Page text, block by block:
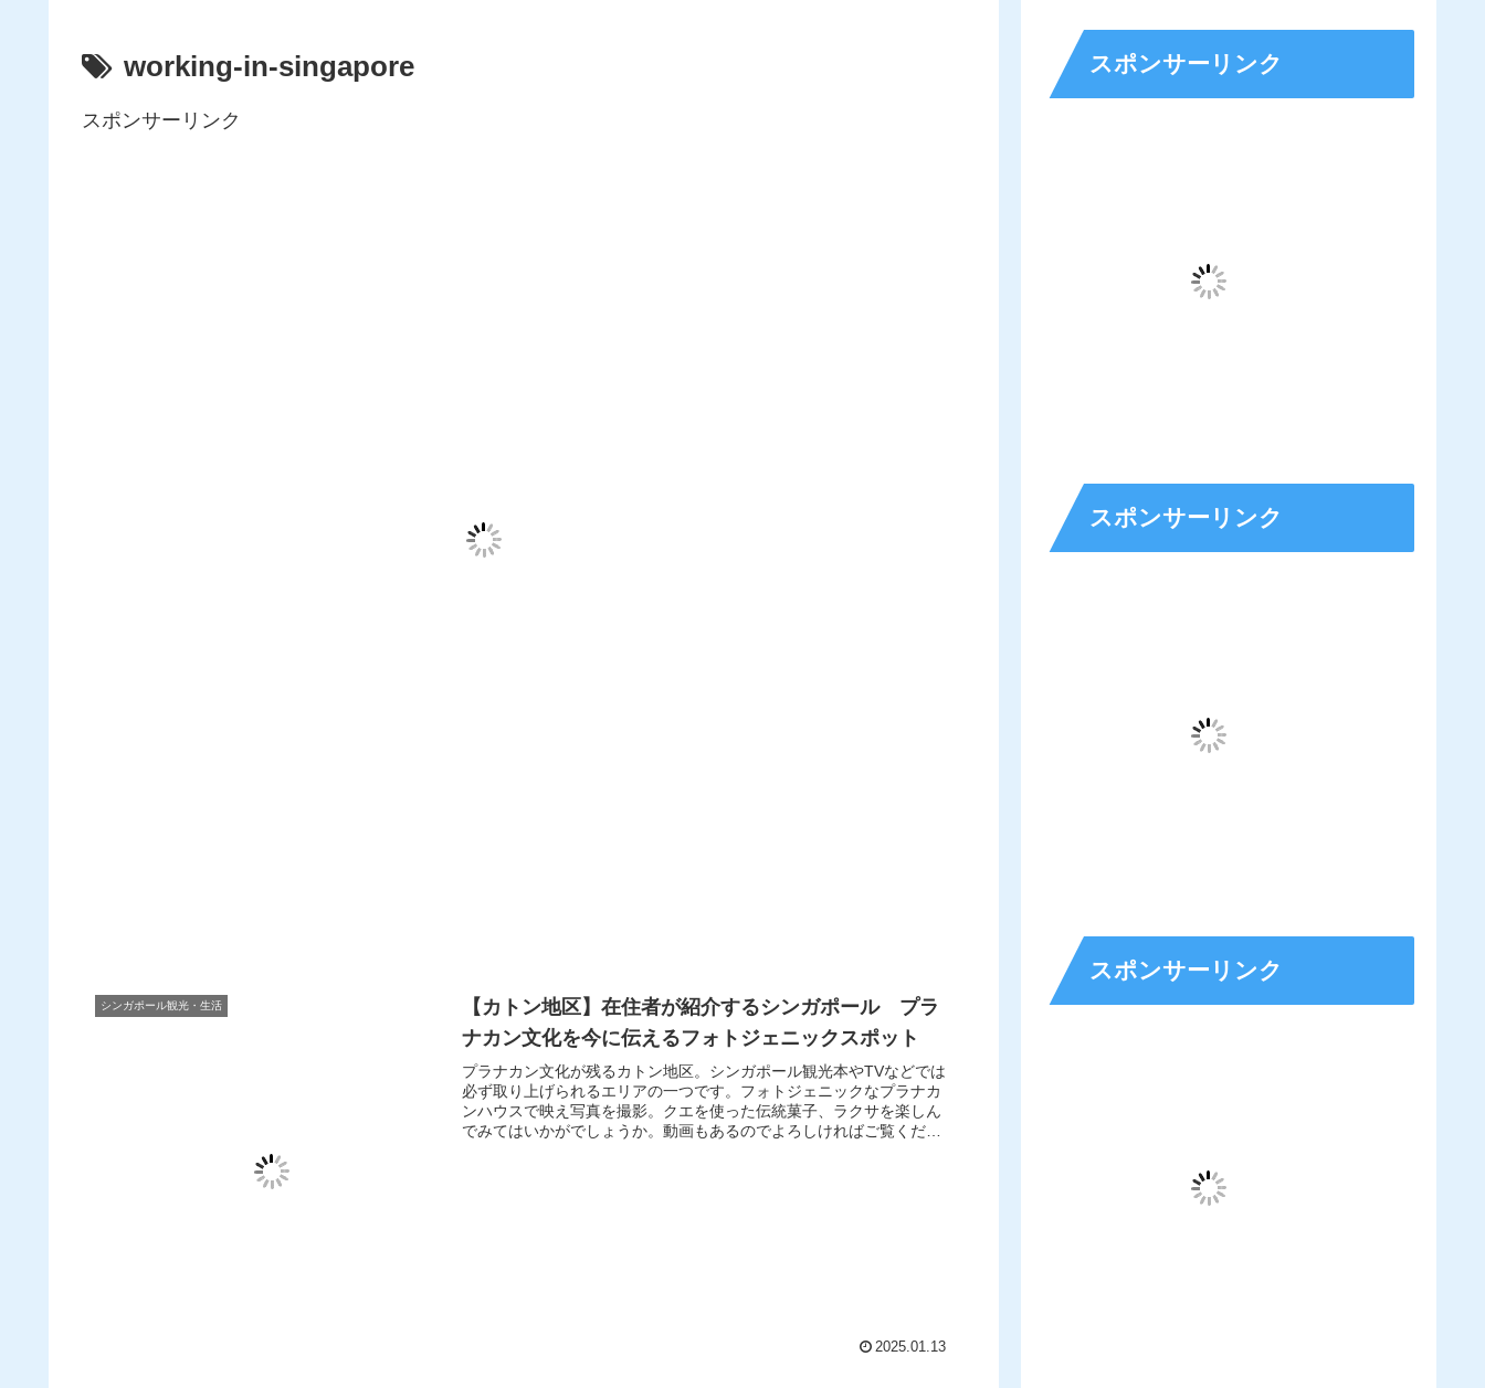
working-in-singapore
スポンサーリンク
シンガポール観光・生活
【カトン地区】在住者が紹介するシンガポール プラ
ナカン文化を今に伝えるフォトジェニックスポット
プラナカン文化が残るカトン地区。シンガポール観光本やTVなどでは
必ず取り上げられるエリアの一つです。フォトジェニックなプラナカ
ンハウスで映え写真を撮影。クエを使った伝統菓子、ラクサを楽しん
でみてはいかがでしょうか。動画もあるのでよろしければご覧くださ
2025.01.13
スポンサーリンク
スポンサーリンク
スポンサーリンク